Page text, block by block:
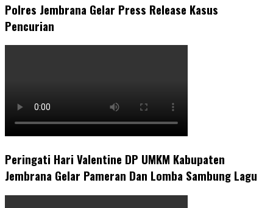
Polres Jembrana Gelar Press Release Kasus
Pencurian
Peringati Hari Valentine DP UMKM Kabupaten
Jembrana Gelar Pameran Dan Lomba Sambung Lagu